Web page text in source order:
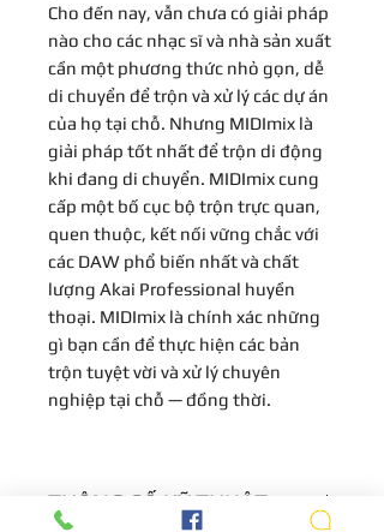
Cho đến nay, vẫn chưa có giải pháp
nào cho các nhạc sĩ và nhà sản xuất
cần một phương thức nhỏ gọn, dễ
di chuyển để trộn và xử lý các dự án
của họ tại chỗ. Nhưng MIDImix là
giải pháp tốt nhất để trộn di động
khi đang di chuyển. MIDImix cung
cấp một bố cục bộ trộn trực quan,
quen thuộc, kết nối vững chắc với
các DAW phổ biến nhất và chất
lượng Akai Professional huyền
thoại. MIDImix là chính xác những
gì bạn cần để thực hiện các bản
trộn tuyệt vời và xử lý chuyên
nghiệp tại chỗ — đồng thời.
THÔNG SỐ KỸ THUẬT